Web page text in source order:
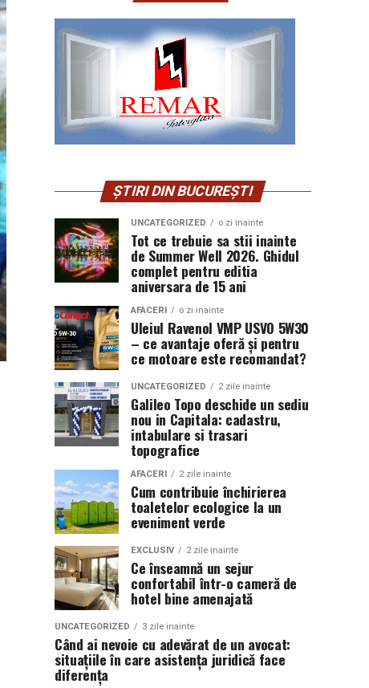
ȘTIRI DIN BUCUREȘTI
UNCATEGORIZED o zi inainte
Tot ce trebuie sa stii inainte
de Summer Well 2026. Ghidul
complet pentru editia
aniversara de 15 ani
AFACERI o zi inainte
Uleiul Ravenol VMP USVO 5W30
– ce avantaje oferă și pentru
ce motoare este recomandat?
UNCATEGORIZED 2 zile inainte
Galileo Topo deschide un sediu
nou in Capitala: cadastru,
intabulare si trasari
topografice
AFACERI 2 zile inainte
Cum contribuie închirierea
toaletelor ecologice la un
eveniment verde
EXCLUSIV 2 zile inainte
Ce înseamnă un sejur
confortabil într-o cameră de
hotel bine amenajată
UNCATEGORIZED 3 zile inainte
Când ai nevoie cu adevărat de un avocat:
situațiile în care asistența juridică face
diferența